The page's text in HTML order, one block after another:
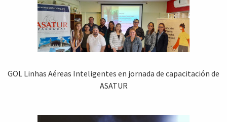
GOL Linhas Aéreas Inteligentes en jornada de capacitación de
ASATUR